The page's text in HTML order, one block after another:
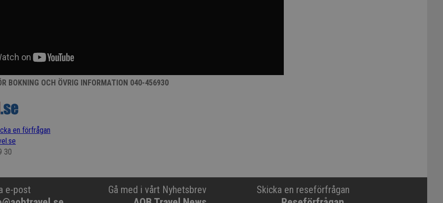
BOKNING OCH ÖVRIG INFORMATION 040-456930
en förfrågan
30
e-post Gå med i vårt Nyhetsbrev Skicka en reseförfrågan